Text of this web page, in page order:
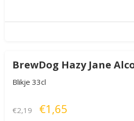
BrewDog Hazy Jane
Blikje 33cl
€2,19 €1,65